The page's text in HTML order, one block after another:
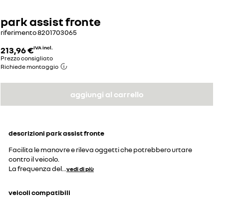
park assist fronte
riferimento8201703065
213,96 €IVA incl.
Prezzo consigliato
Richiede montaggio
aggiungi al carrello
descrizioni park assist fronte
Facilita le manovre e rileva oggetti che potrebbero urtare
contro il veicolo.
La frequenza del vedi di più
veicoli compatibili